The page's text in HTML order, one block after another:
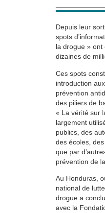
Depuis leur
spots
la drogue » ont
dizaines de
Ces spots
introduction
prévention
des piliers de
« La vérité sur
largement
publics, des
des écoles,
que par
prévention de
Au Honduras,
national de
drogue a
avec la